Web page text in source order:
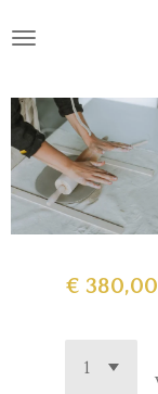
direct
de
hoofdinhoud
€ 380,00